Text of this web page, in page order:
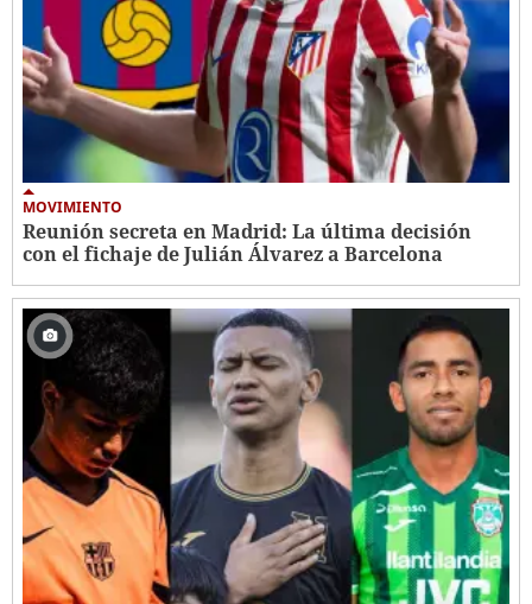
MOVIMIENTO
Reunión secreta en Madrid: La última decisión
con el fichaje de Julián Álvarez a Barcelona